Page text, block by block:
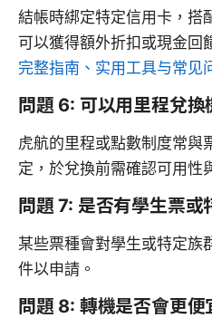
結帳時綁定特定信用卡，搭
可以獲得額外折扣或現金回
完整指南、实用工具与常见
問題 6: 可以用里程兌換
虎航的里程或點數制度常與
定，於兌換前需確認可用性
問題 7: 是否有學生票或
某些票種會對學生或特定族
件以申請。
問題 8: 轉機是否會更便